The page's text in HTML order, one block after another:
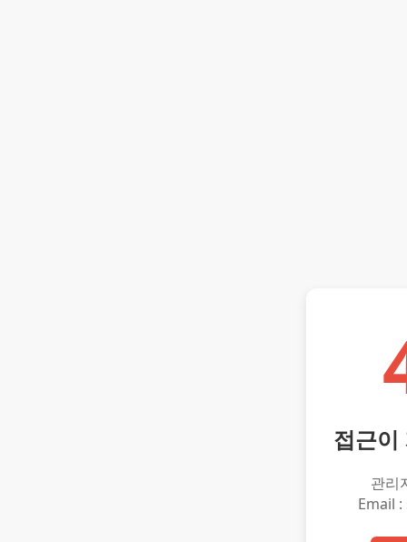
접근이
관리
Email